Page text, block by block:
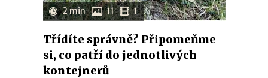
2 min 11 1
Třídíte správně? Připomeňme
si, co patří do jednotlivých
kontejnerů